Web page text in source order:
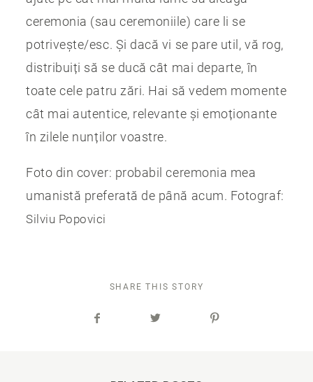
ceremonia (sau ceremoniile) care li se
potrivește/esc. Și dacă vi se pare util, vă rog,
distribuiți să se ducă cât mai departe, în
toate cele patru zări. Hai să vedem momente
cât mai autentice, relevante și emoționante
în zilele nunților voastre.
Foto din cover: probabil ceremonia mea
umanistă preferată de până acum. Fotograf:
Silviu Popovici
SHARE THIS STORY